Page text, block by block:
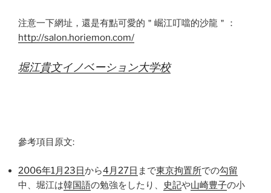
注意一下網址，還是有點可愛的＂崛江叮噹的沙龍＂：
http://salon.horiemon.com/
堀江貴文イノベーション大学校
參考項目原文:
2006年1月23日から4月27日 まで東京拘置所での勾留
中、堀江は韓国語の勉強をしたり、 史記や山崎豊子の小